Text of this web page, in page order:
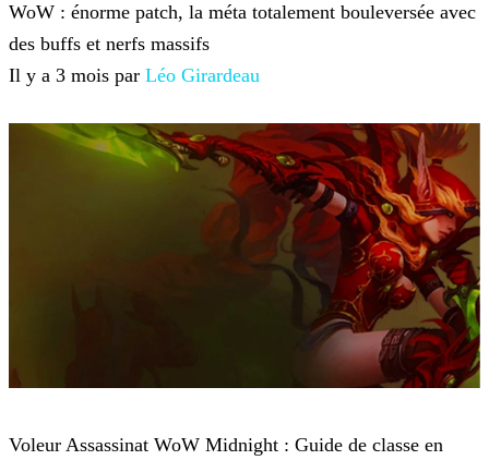
WoW : énorme patch, la méta totalement bouleversée avec
des buffs et nerfs massifs
Il y a 3 mois par Léo Girardeau
Voleur Assassinat WoW Midnight : Guide de classe en